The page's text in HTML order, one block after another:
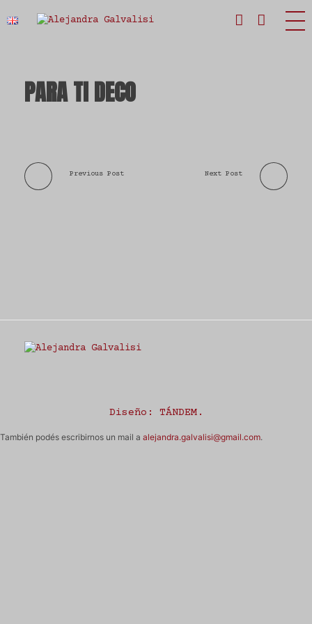
PARA TI DECO
Previous Post Next Post
Diseño: TÁNDEM.
También podés escribirnos un mail a alejandra.galvalisi@gmail.com.